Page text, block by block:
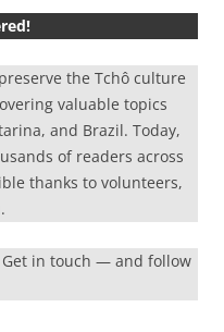
the Tchô culture
valuable topics
and Brazil. Today,
of readers across
thanks to volunteers,
Get in touch — and follow